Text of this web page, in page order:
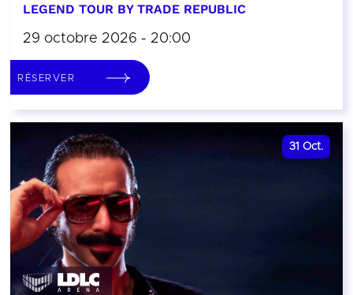
LEGEND TOUR BY TRADE REPUBLIC
29 octobre 2026 - 20:00
RÉSERVER
31 Oct.